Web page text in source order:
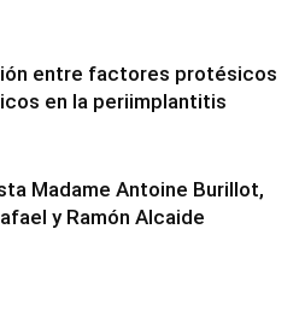
entre factores protésicos
en la periimplantitis
Madame Antoine Burillot,
y Ramón Alcaide